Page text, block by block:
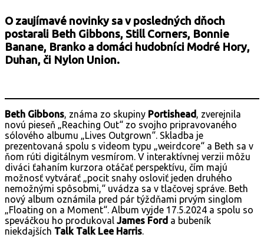
O zaujímavé novinky sa v posledných dňoch
postarali Beth Gibbons, Still Corners, Bonnie
Banane, Branko a domáci hudobníci Modré Hory,
Duhan, či Nylon Union.
Beth Gibbons, známa zo skupiny Portishead , zverejnila
novú pieseň „Reaching Out“ zo svojho pripravovaného
sólového albumu „Lives Outgrown“. Skladba je
prezentovaná spolu s videom typu „weirdcore“ a Beth sa v
ňom rúti digitálnym vesmírom. V interaktívnej verzii môžu
diváci ťahaním kurzora otáčať perspektívu, čím majú
možnosť vytvárať „pocit snahy osloviť jeden druhého
nemožnými spôsobmi,“ uvádza sa v tlačovej správe. Beth
nový album oznámila pred pár týždňami prvým singlom
„Floating on a Moment“. Album vyjde 17.5.2024 a spolu so
speváčkou ho produkoval James Ford a bubeník
niekdajších Talk Talk Lee Harris.